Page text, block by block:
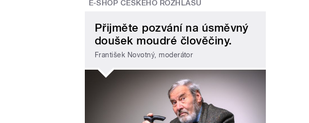
E-SHOP ČESKÉHO ROZHLASU
Přijměte pozvání na úsměvný
doušek moudré člověčiny.
František Novotný, moderátor